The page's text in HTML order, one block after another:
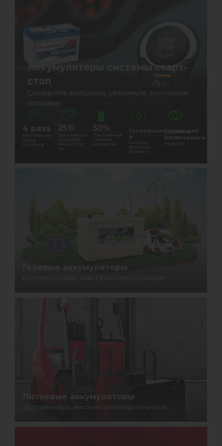
Аккумуляторы системы старт-
Сократите выбросы, увеличьте экономию
топлива!
4 раза
Увеличение
срока
службы в
Увеличение
пусковой
мощности
на
50%
Увеличение
приема
заряда на
Усовершенствованная
и
быстрая
функция
зарядки
Система
мониторинга
изделия
Гелевые аккумуляторы
Литиевые аккумуляторы
Долговечность, высокая производительность